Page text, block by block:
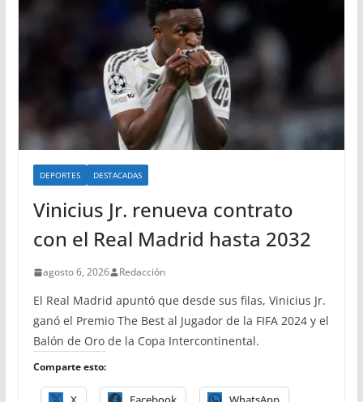
DEPORTES DESTACADAS
Vinicius Jr. renueva contrato
con el Real Madrid hasta 2032
agosto 6, 2026 Redacción
El Real Madrid apuntó que desde sus filas, Vinicius Jr.
ganó el Premio The Best al Jugador de la FIFA 2024 y el
Balón de Oro de la Copa Intercontinental.
Comparte esto: